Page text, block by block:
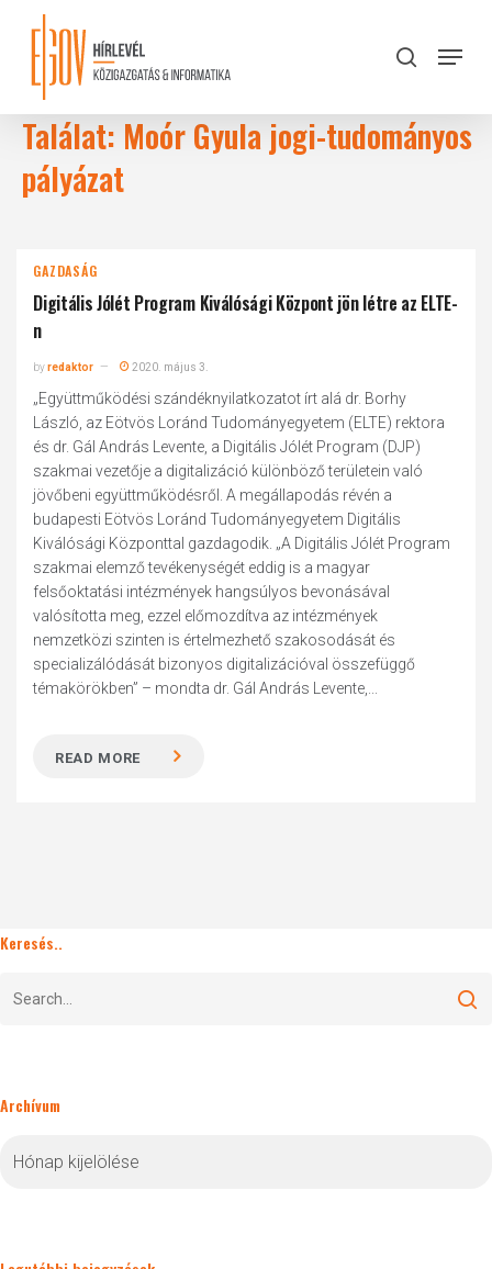
content
search
Menu
Találat: Moór Gyula jogi-tudományos
pályázat
GAZDASÁG
Digitális Jólét Program Kiválósági Központ jön létre az ELTE-
n
byredaktor 2020. május 3.
„Együttműködési szándéknyilatkozatot írt alá dr. Borhy
László, az Eötvös Loránd Tudományegyetem (ELTE) rektora
és dr. Gál András Levente, a Digitális Jólét Program (DJP)
szakmai vezetője a digitalizáció különböző területein való
jövőbeni együttműködésről. A megállapodás révén a
budapesti Eötvös Loránd Tudományegyetem Digitális
Kiválósági Központtal gazdagodik. „A Digitális Jólét Program
szakmai elemző tevékenységét eddig is a magyar
felsőoktatási intézmények hangsúlyos bevonásával
valósította meg, ezzel előmozdítva az intézmények
nemzetközi szinten is értelmezhető szakosodását és
specializálódását bizonyos digitalizációval összefüggő
témakörökben” – mondta dr. Gál András Levente,...
READ MORE
Keresés..
Archívum
Close